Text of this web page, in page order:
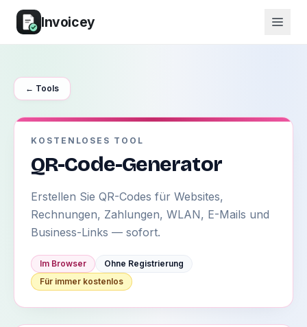
Invoicey
← Tools
KOSTENLOSES TOOL
QR-Code-Generator
Erstellen Sie QR-Codes für Websites,
Rechnungen, Zahlungen, WLAN, E-Mails und
Business-Links — sofort.
Im Browser
Ohne Registrierung
Für immer kostenlos